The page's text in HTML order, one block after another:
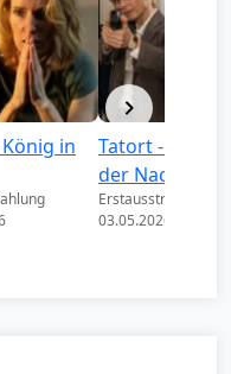
in
Tatort - Könige
der Nacht
Erstausstrahlung
03.05.2026